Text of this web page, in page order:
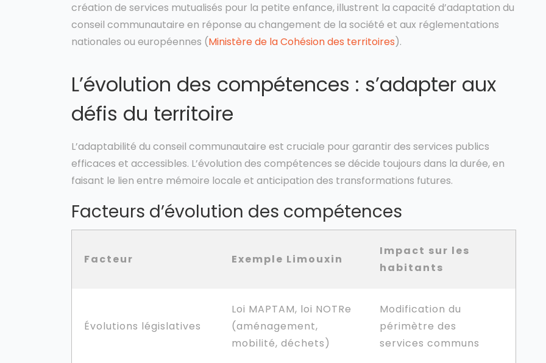
création de services mutualisés pour la petite enfance, illustrent la capacité d’adaptation du
conseil communautaire en réponse au changement de la société et aux réglementations
nationales ou européennes (Ministère de la Cohésion des territoires).
L’évolution des compétences : s’adapter aux
défis du territoire
L’adaptabilité du conseil communautaire est cruciale pour garantir des services publics
efficaces et accessibles. L’évolution des compétences se décide toujours dans la durée, en
faisant le lien entre mémoire locale et anticipation des transformations futures.
Facteurs d’évolution des compétences
Facteur Exemple Limouxin
Impact sur les
habitants
Évolutions législatives
Loi MAPTAM, loi NOTRe
(aménagement,
mobilité, déchets)
Modification du
périmètre des
services communs